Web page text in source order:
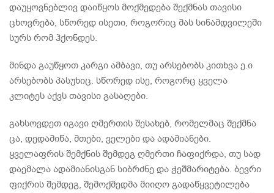
დაუყოვნებლივ დაიწყოს მოქმედება შექმნას თავისი
ცხოვრება, სწორედ ისეთი, როგორიც მას სინამდვილეში
სურს რომ ჰქონდეს.
მინდა გაუწყოთ კარგი ამბავი, თუ არსებობს კითხვა ე.ი
არსებობს პასუხიც. სწორედ ისე, როგორც ყველა
კლიტეს აქვს თავისი გასაღები.
გახსოვდეთ იგავი ღმერთის შესახებ, რომელმაც შექმნა
ცა, დედამიწა, მთები, ველები და ადამიანები.
ყველაფრის შემქნის შემდეგ ღმერთი ჩაფიქრდა, თუ სად
დაემალა ადამიანისგან სიბრძნე და ჭეშმარიტება. ბევრი
ფიქრის შემდეგ, შემოქმედმა მიიღო გადაწყვეტილება